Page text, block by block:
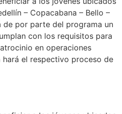
– Copacabana – Bello –
de por parte del programa un
con los requisitos para
en operaciones
hará el respectivo proceso de